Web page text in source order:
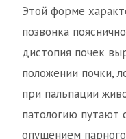
Этой форме
позвонка
дистопия почек
положении почки,
при пальпации
патологию путают
опущением